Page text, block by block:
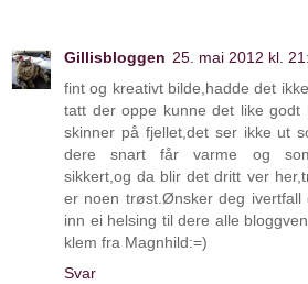
Gillisbloggen 25. mai 2012 kl.
fint og kreativt bilde,hadde det
tatt der oppe kunne det like godt
skinner på fjellet,det ser ikke ut
dere snart får varme og
sikkert,og da blir det dritt ver
er noen trøst.Ønsker deg ivertfall
inn ei helsing til dere alle
klem fra Magnhild:=)
Svar